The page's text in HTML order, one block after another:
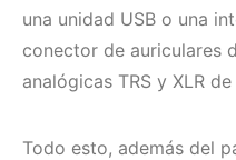
una unidad USB o una
conector de auriculares
analógicas TRS y XLR
Todo esto, además del